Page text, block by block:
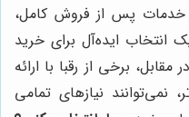
خدمات پس از فروش کامل،
انتخاب ایده‌آل برای خرید
برخی از رقبا با ارائه
نمی‌توانند نیازهای تمامی